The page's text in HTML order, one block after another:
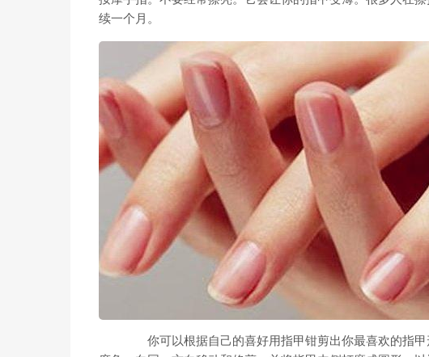
续一个月。
你可以根据自己的喜好用指甲钳剪出你最喜欢的指甲